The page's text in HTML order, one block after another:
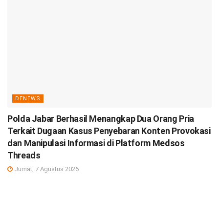
DENEWS
Polda Jabar Berhasil Menangkap Dua Orang Pria
Terkait Dugaan Kasus Penyebaran Konten Provokasi
dan Manipulasi Informasi di Platform Medsos
Threads
Jumat, 7 Agustus 2026